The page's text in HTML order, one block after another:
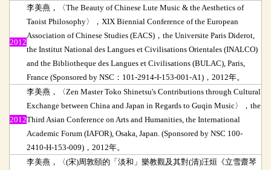
2012
李美燕，〈The Beauty of Chinese Lute Music & the Aesthetics of
Taoist Philosophy〉，XIX Biennial Conference of the European
Association of Chinese Studies (EACS)，the Universite Paris Diderot,
the Institut National des Langues et Civilisations Orientales (INALCO)
and the Bibliotheque des Langues et Civilisations (BULAC), Paris,
France (Sponsored by NSC：101-2914-I-153-001-A1) ，2012年。
2012
李美燕，〈Zen Master Toko Shinetsu's Contributions through Cultural
Exchange between China and Japan in Regards to Guqin Music〉，the
Third Asian Conference on Arts and Humanities, the International
Academic Forum (IAFOR), Osaka, Japan. (Sponsored by NSC 100-
2410-H-153-009)，2012年。
李美燕，〈(宋)周敦頤的「淡和」樂教觀及其對(清)汪烜《立雪齋琴